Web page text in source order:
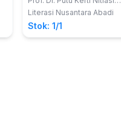
MA.
Literasi Nusantara Abadi
Stok: 1/1